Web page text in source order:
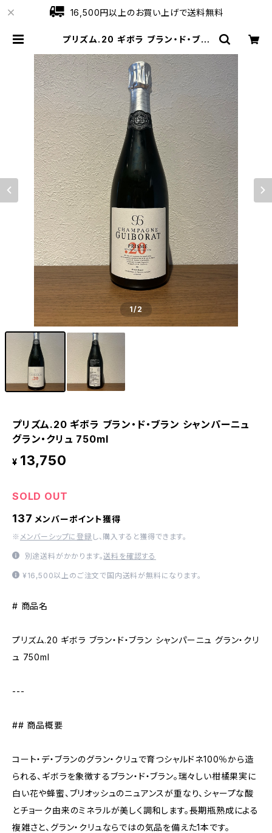
16,500円以上のお買い上げで送料無料
プリズム.20 ギボラ ブラン・ド・ブラ
0ml | ワインショップローブ
1/2
プリズム.20 ギボラ ブラン・ド・ブラン シャンパーニュ
グラン・クリュ 750ml
¥ 13,750
SOLD OUT
137 メンバーポイント獲得
※ メンバーシップに登録 し、購入すると獲得できます。
別途送料がかかります。送料を確認する
¥16,500以上のご注文で国内送料が無料になります。
# 商品名
プリズム.20 ギボラ ブラン・ド・ブラン シャンパーニュ グラン・クリ
ュ 750ml
---
## 商品概要
コート・デ・ブランのグラン・クリュで育つシャルドネ100％から造
られる、ギボラを象徴するブラン・ド・ブラン。瑞々しい柑橘果実に
白い花や蜂蜜、ブリオッシュのニュアンスが重なり、シャープな酸
とチョーク由来のミネラルが美しく調和します。長期瓶熟成による
複雑さと、グラン・クリュならではの気品を備えた1本です。